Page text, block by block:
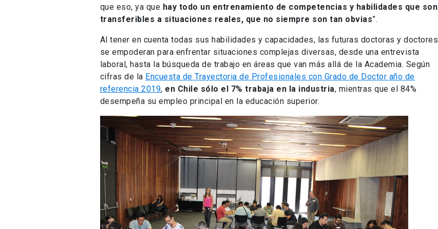
que eso, ya que hay todo un entrenamiento de competencias y habilidades que son
transferibles a situaciones reales, que no siempre son tan obvias”.
Al tener en cuenta todas sus habilidades y capacidades, las futuras doctoras y doctores
se empoderan para enfrentar situaciones complejas diversas, desde una entrevista
laboral, hasta la búsqueda de trabajo en áreas que van más allá de la Academia. Según
cifras de la Encuesta de Trayectoria de Profesionales con Grado de Doctor año de
referencia 2019, en Chile sólo el 7% trabaja en la industria, mientras que el 84%
desempeña su empleo principal en la educación superior.